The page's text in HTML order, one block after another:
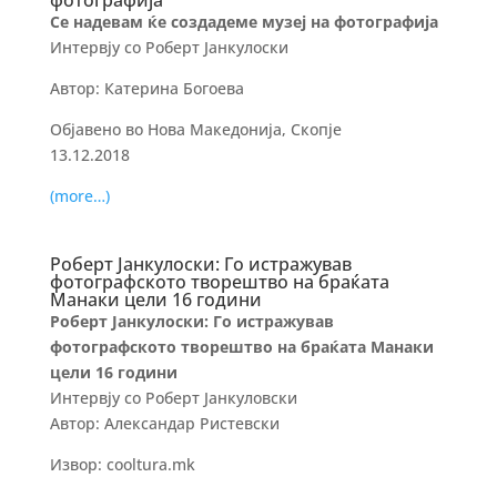
Се надевам ќе создадеме музеј на фотографија
Интервју со Роберт Јанкулоски
Автор: Катерина Богоева
Објавено во Нова Македонија, Скопје
13.12.2018
(more…)
Роберт Јанкулоски: Го истражував
фотографското творештво на браќата
Манаки цели 16 години
Роберт Јанкулоски: Го истражував
фотографското творештво на браќата Манаки
цели 16 години
Интервју со Роберт Јанкуловски
Автор: Александар Ристевски
Извор: cooltura.mk